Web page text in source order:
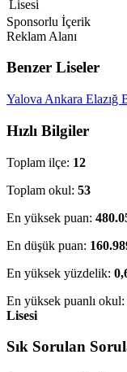
Lisesi
Sponsorlu İçerik
Reklam Alanı
Benzer Liseler
Yalova Ankara Elazığ
Hızlı Bilgiler
Toplam ilçe: 12
Toplam okul: 53
En yüksek puan:
En düşük puan:
En yüksek yüzdelik:
En yüksek puanlı okul:
Lisesi
Sık Sorulan